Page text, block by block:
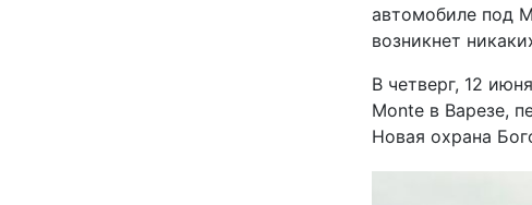
автомобиле под
возникнет
В четверг, 12
Monte в Варезе,
Новая охрана